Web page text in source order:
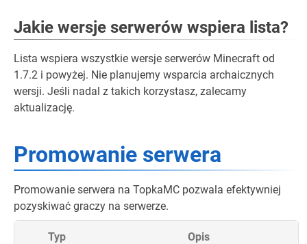
Jakie wersje serwerów wspiera lista?
Lista wspiera wszystkie wersje serwerów Minecraft od
1.7.2 i powyżej. Nie planujemy wsparcia archaicznych
wersji. Jeśli nadal z takich korzystasz, zalecamy
aktualizację.
Promowanie serwera
Promowanie serwera na TopkaMC pozwala efektywniej
pozyskiwać graczy na serwerze.
Typ Opis